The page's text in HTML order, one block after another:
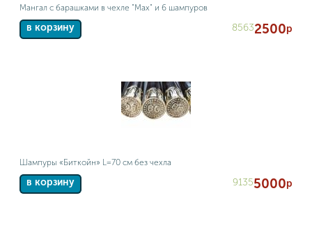
Мангал с барашками в чехле "Max" и 6 шампуров
в корзину 85632500р
Шампуры «Биткойн» L=70 см без чехла
в корзину 91355000р